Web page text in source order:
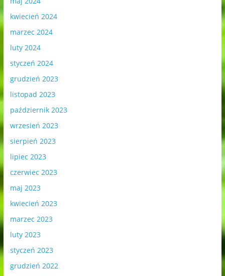
kwiecień 2024
marzec 2024
luty 2024
styczeń 2024
grudzień 2023
listopad 2023
październik 2023
wrzesień 2023
sierpień 2023
lipiec 2023
czerwiec 2023
maj 2023
kwiecień 2023
marzec 2023
luty 2023
styczeń 2023
grudzień 2022